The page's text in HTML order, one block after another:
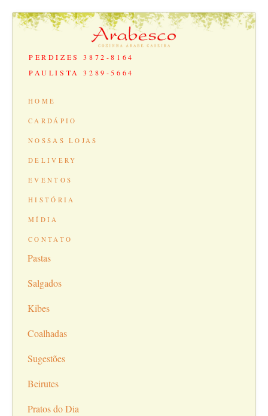
PERDIZES 3872-8164
PAULISTA 3289-5664
HOME
CARDÁPIO
NOSSAS LOJAS
DELIVERY
EVENTOS
HISTÓRIA
MÍDIA
CONTATO
Pastas
Salgados
Kibes
Coalhadas
Sugestões
Beirutes
Pratos do Dia